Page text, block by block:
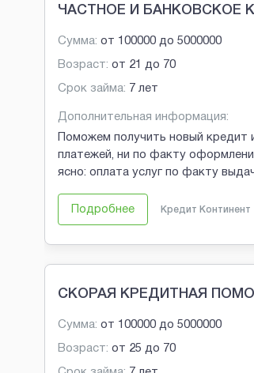
ЧАСТНОЕ И БАНКОВСКОЕ
Сумма: от 100000 до 5000000
Возраст: от 21 до 70
Срок займа: 7 лет
Дополнительная информация:
Поможем получить новый кредит
платежей, ни по факту
ясно: оплата услуг по факту
Подробнее Кредит Континент
СКОРАЯ КРЕДИТНАЯ
Сумма: от 100000 до 5000000
Возраст: от 25 до 70